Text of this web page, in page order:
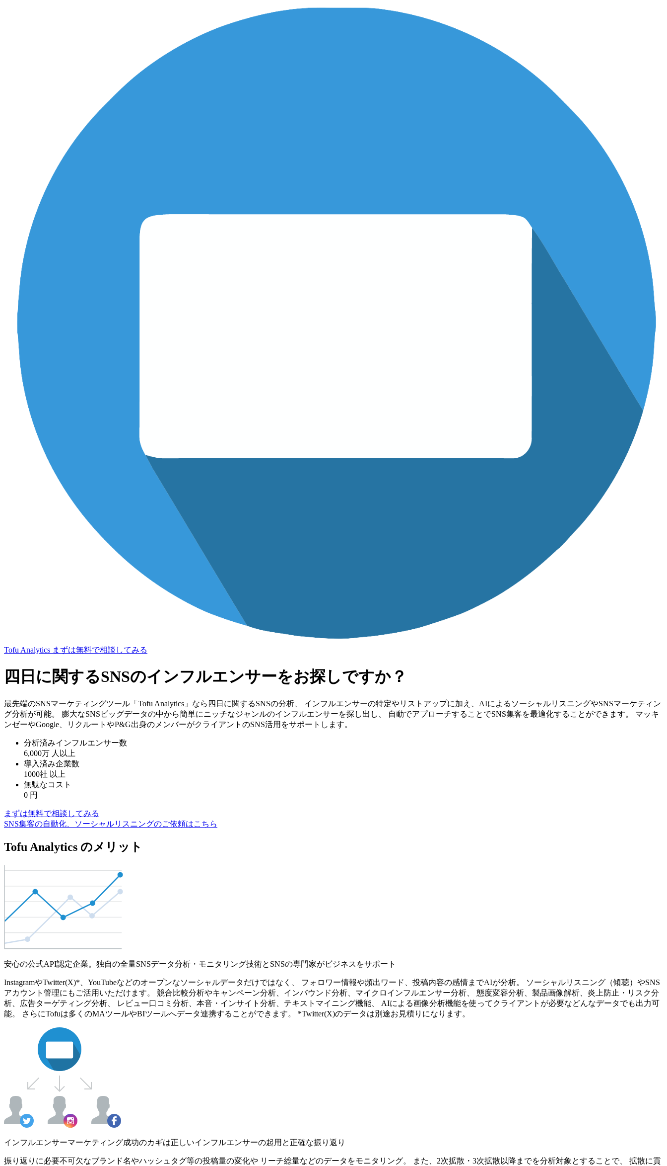
Tofu Analytics まずは無料で相談してみる
四日に関するSNSのインフルエンサーをお探しですか？
最先端のSNSマーケティングツール「Tofu Analytics」なら四日に関するSNSの分析、 インフルエンサーの特定やリストアップに加え、AIによるソーシャルリスニングやSNSマーケティン
グ分析が可能。 膨大なSNSビッグデータの中から簡単にニッチなジャンルのインフルエンサーを探し出し、 自動でアプローチすることでSNS集客を最適化することができます。 マッキ
ンゼーやGoogle、リクルートやP&G出身のメンバーがクライアントのSNS活用をサポートします。
分析済みインフルエンサー数
6,000万 人以上
導入済み企業数
1000社 以上
無駄なコスト
0 円
まずは無料で相談してみる
SNS集客の自動化、ソーシャルリスニングのご依頼はこちら
Tofu Analytics のメリット
安心の公式API認定企業。独自の全量SNSデータ分析・モニタリング技術とSNSの専門家がビジネスをサポート
InstagramやTwitter(X)*、YouTubeなどのオープンなソーシャルデータだけではなく、 フォロワー情報や頻出ワード、投稿内容の感情までAIが分析。 ソーシャルリスニング（傾聴）やSNS
アカウント管理にもご活用いただけます。 競合比較分析やキャンペーン分析、インバウンド分析、マイクロインフルエンサー分析、 態度変容分析、製品画像解析、炎上防止・リスク分
析、広告ターゲティング分析、 レビュー口コミ分析、本音・インサイト分析、テキストマイニング機能、 AIによる画像分析機能を使ってクライアントが必要などんなデータでも出力可
能。 さらにTofuは多くのMAツールやBIツールへデータ連携することができます。 *Twitter(X)のデータは別途お見積りになります。
インフルエンサーマーケティング成功のカギは正しいインフルエンサーの起用と正確な振り返り
振り返りに必要不可欠なブランド名やハッシュタグ等の投稿量の変化や リーチ総量などのデータをモニタリング。 また、2次拡散・3次拡散以降までを分析対象とすることで、 拡散に貢